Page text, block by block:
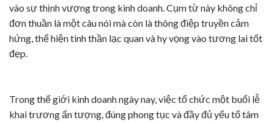
vào sự thịnh vượng trong kinh doanh. Cụm từ này không chỉ
đơn thuần là một câu nói mà còn là thông điệp truyền cảm
hứng, thể hiện tinh thần lạc quan và hy vọng vào tương lai tốt
đẹp.
Trong thế giới kinh doanh ngày nay, việc tổ chức một buổi lễ
khai trương ấn tượng, đúng phong tục và đầy đủ yếu tố tâm